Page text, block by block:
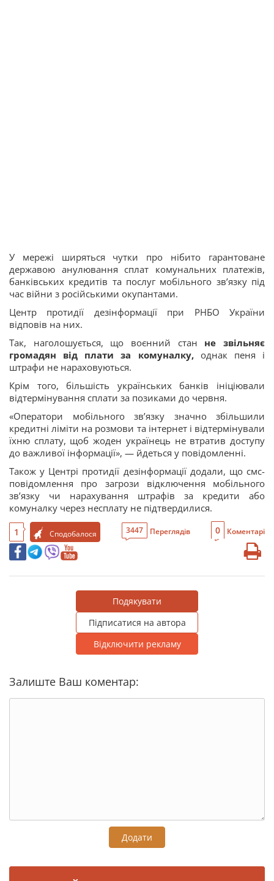
У мережі ширяться чутки про нібито гарантоване
державою анулювання сплат комунальних платежів,
банківських кредитів та послуг мобільного зв’язку під
час війни з російськими окупантами.
Центр протидії дезінформації при РНБО України
відповів на них.
Так, наголошується, що воєнний стан не звільняє
громадян від плати за комуналку,однак пеня і
штрафи не нараховуються.
Крім того, більшість українських банків ініціювали
відтермінування сплати за позиками до червня.
«Оператори мобільного зв’язку значно збільшили
кредитні ліміти на розмови та інтернет і відтермінували
їхню сплату, щоб жоден українець не втратив доступу
до важливої інформації», — йдеться у повідомленні.
Також у Центрі протидії дезінформації додали, що смс-
повідомлення про загрози відключення мобільного
зв’язку чи нарахування штрафів за кредити або
комуналку через несплату не підтвердилися.
1 Сподобалося 3447 Переглядів 0 Коментарі
Подякувати
Підписатися на автора
Відключити рекламу
Залиште Ваш коментар:
Додати